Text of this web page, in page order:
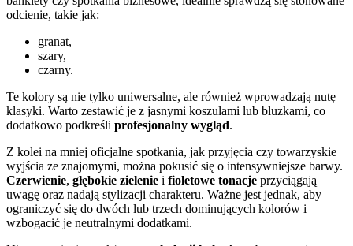
odcienie, takie jak:
granat,
szary,
czarny.
Te kolory są nie tylko uniwersalne, ale również wprowadzają nutę
klasyki. Warto zestawić je z jasnymi koszulami lub bluzkami, co
dodatkowo podkreśli profesjonalny wygląd.
Z kolei na mniej oficjalne spotkania, jak przyjęcia czy towarzyskie
wyjścia ze znajomymi, można pokusić się o intensywniejsze barwy.
Czerwienie, głębokie zielenie i fioletowe tonacje przyciągają
uwagę oraz nadają stylizacji charakteru. Ważne jest jednak, aby
ograniczyć się do dwóch lub trzech dominujących kolorów i
wzbogacić je neutralnymi dodatkami.